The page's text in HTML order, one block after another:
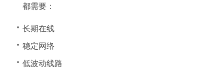
都需要：
长期在线
稳定网络
低波动线路